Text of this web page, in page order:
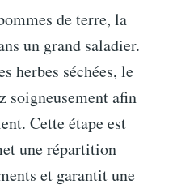
de terre, la
un grand saladier.
herbes séchées, le
soigneusement afin
Cette étape est
une répartition
et garantit une